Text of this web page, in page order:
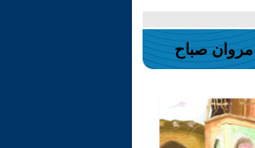
مروان صباح